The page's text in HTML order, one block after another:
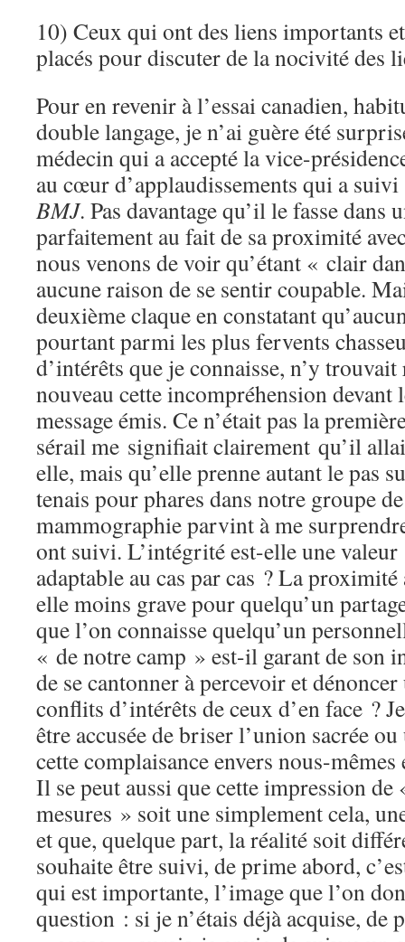
10) Ceux qui ont des liens importants
placés pour discuter de la nocivité des
Pour en revenir à l’essai canadien,
double langage, je n’ai guère été
médecin qui a accepté la vice-
au cœur d’applaudissements qui a
BMJ. Pas davantage qu’il le fasse dans
parfaitement au fait de sa proximité
nous venons de voir qu’étant « clair
aucune raison de se sentir coupable.
deuxième claque en constatant
pourtant parmi les plus fervents
d’intérêts que je connaisse, n’y
nouveau cette incompréhension devant
message émis. Ce n’était pas la
sérail me signifiait clairement qu’il
elle, mais qu’elle prenne autant le pas
tenais pour phares dans notre groupe
mammographie parvint à me
ont suivi. L’intégrité est-elle une
adaptable au cas par cas ? La
elle moins grave pour quelqu’un
que l’on connaisse quelqu’un
« de notre camp » est-il garant de son
de se cantonner à percevoir et
conflits d’intérêts de ceux d’en face ?
être accusée de briser l’union sacrée
cette complaisance envers nous-
Il se peut aussi que cette impression
mesures » soit une simplement cela,
et que, quelque part, la réalité soit
souhaite être suivi, de prime abord,
qui est importante, l’image que l’on
question : si je n’étais déjà acquise, de